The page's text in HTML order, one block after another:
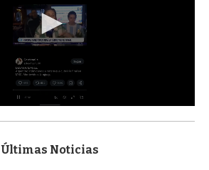
Últimas Noticias